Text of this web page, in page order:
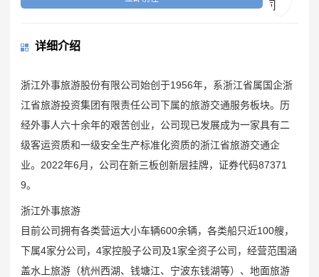
详细介绍
浙江外事旅游股份有限公司始创于1956年，系浙江省属国企浙
江省旅游投资集团有限责任公司下属的旅游交通服务板块。历
经外事人六十余年的艰苦创业，公司现已发展成为一家具有二
级客运资质和一级安全生产标准化资质的浙江省旅游交通企
业。2022年6月，公司在新三板创新层挂牌，证券代码87371
9。
浙江外事旅游
目前公司拥有各类营运大小车辆600余辆，各类船只近100艘，
下属4家分公司，4家控股子公司及1家全资子公司，经营范围涵
盖水上旅游（杭州西湖、钱塘江、宁波东钱湖等）、地面旅游